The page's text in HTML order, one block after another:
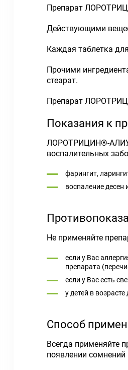
Препарат
Действующими
Каждая таблетка
Прочими
стеарат.
Препарат
Показания к
ЛОРОТРИЦИН®-АЛИУМ
воспалительных
фарингит,
воспаление десен
Не применяйте
если у Вас
препарата
если у Вас есть
у детей в возрасте
Способ
Всегда применяйте
появлении